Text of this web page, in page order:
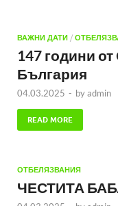
ВАЖНИ ДАТИ /
147 години
България
04.03.2025 - byadmin
READ MORE
ОТБЕЛЯЗВАНИЯ
ЧЕСТИТА